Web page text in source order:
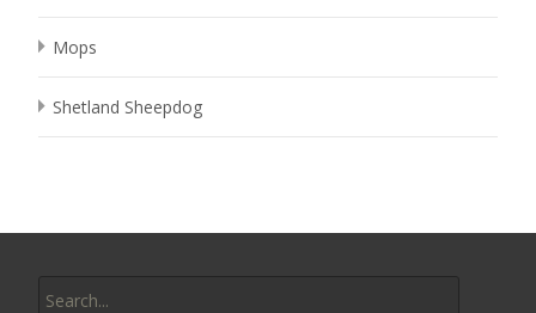
Mops
Shetland Sheepdog
for: